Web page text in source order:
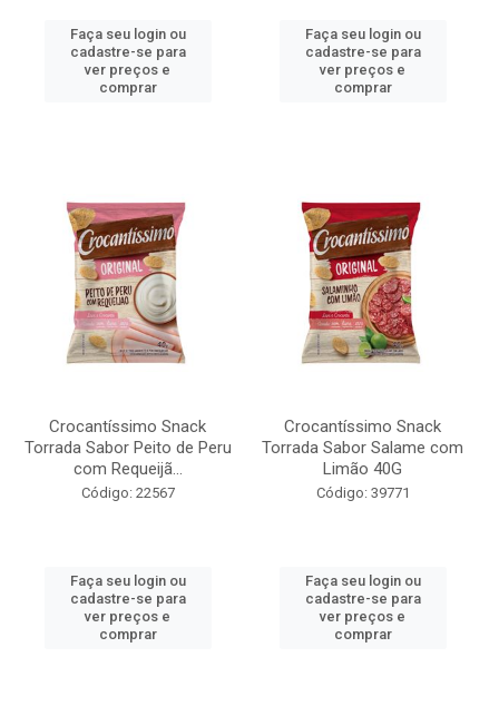
Faça seu login ou
cadastre-se para
ver preços e
comprar
Faça seu login ou
cadastre-se para
ver preços e
comprar
Crocantíssimo Snack
Torrada Sabor Peito de Peru
com Requeijã...
Código: 22567
Faça seu login ou
cadastre-se para
ver preços e
comprar
Crocantíssimo Snack
Torrada Sabor Salame com
Limão 40G
Código: 39771
Faça seu login ou
cadastre-se para
ver preços e
comprar